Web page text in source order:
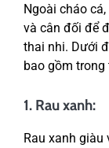
Ngoài cháo
và cân đối để
thai nhi. Dưới
bao gồm
1. Rau xanh:
Rau xanh